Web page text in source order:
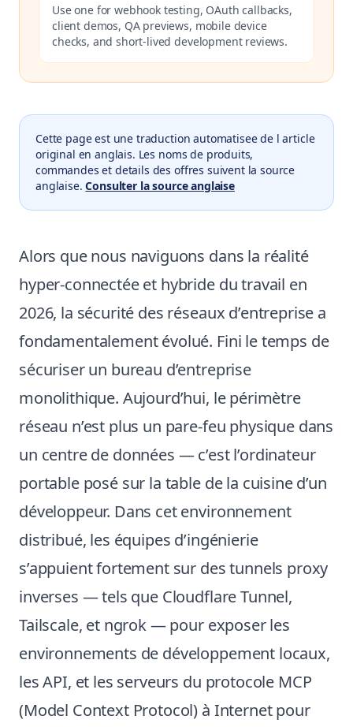
Use one for webhook testing, OAuth callbacks,
client demos, QA previews, mobile device
checks, and short-lived development reviews.
Cette page est une traduction automatisee de l article
original en anglais. Les noms de produits,
commandes et details des offres suivent la source
anglaise. Consulter la source anglaise
Alors que nous naviguons dans la réalité
hyper-connectée et hybride du travail en
2026, la sécurité des réseaux d’entreprise a
fondamentalement évolué. Fini le temps de
sécuriser un bureau d’entreprise
monolithique. Aujourd’hui, le périmètre
réseau n’est plus un pare-feu physique dans
un centre de données — c’est l’ordinateur
portable posé sur la table de la cuisine d’un
développeur. Dans cet environnement
distribué, les équipes d’ingénierie
s’appuient fortement sur des tunnels proxy
inverses — tels que Cloudflare Tunnel,
Tailscale, et ngrok — pour exposer les
environnements de développement locaux,
les API, et les serveurs du protocole MCP
(Model Context Protocol) à Internet pour